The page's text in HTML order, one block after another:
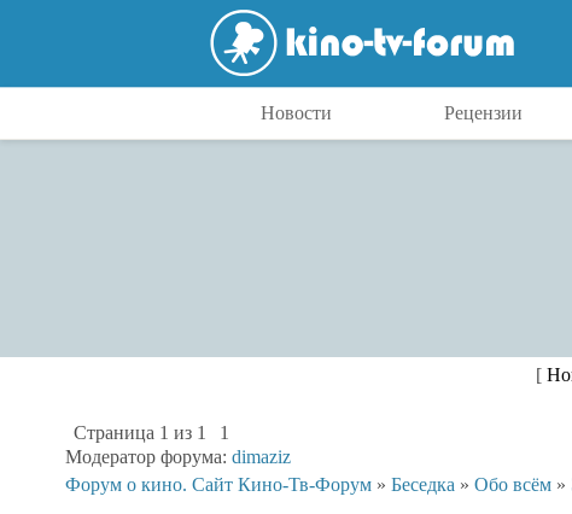
Новости Рецензии
[
Страница 1 из 1
1
Модератор форума: dimaziz
Форум о кино. Сайт Кино-Тв-Форум » Беседка » Обо всём »